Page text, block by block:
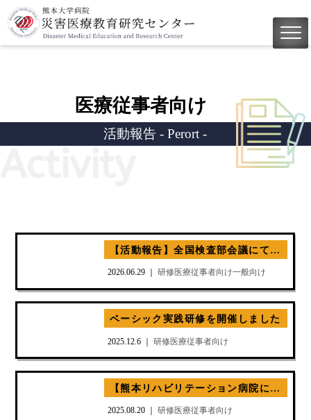
医療従事者向け
活動報告 - Perort -
【活動報告】全国検査部会議にて「災害医療VR」の体験を実施いたしました
2026.06.29 ｜研修 医療従事者向け一般向け
ベーシック実践研修を開催しました
2025.12.6 ｜研修 医療従事者向け
2025.08.20 ｜研修 医療従事者向け